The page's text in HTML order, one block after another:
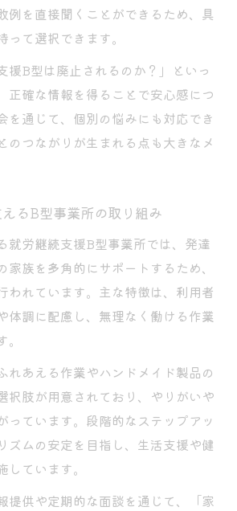
例を直接聞くことができるため、具
て選択できます。
援B型は廃止されるのか？」といっ
正確な情報を得ることで安心感につ
を通じて、個別の悩みにも対応でき
のつながりが生まれる点も大きなメ
るB型事業所の取り組み
就労継続支援B型事業所では、発達
家族を多角的にサポートするため、
われています。主な特徴は、利用者
体調に配慮し、無理なく働ける作業
れあえる作業やハンドメイド製品の
択肢が用意されており、やりがいや
っています。段階的なステップアッ
ズムの安定を目指し、生活支援や健
ています。
提供や定期的な面談を通じて、「家